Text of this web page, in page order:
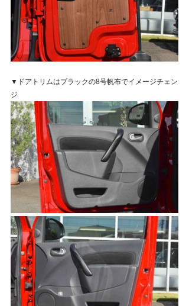
▼ドアトリムはブラックの8号帆布でイメージチェン
ジ